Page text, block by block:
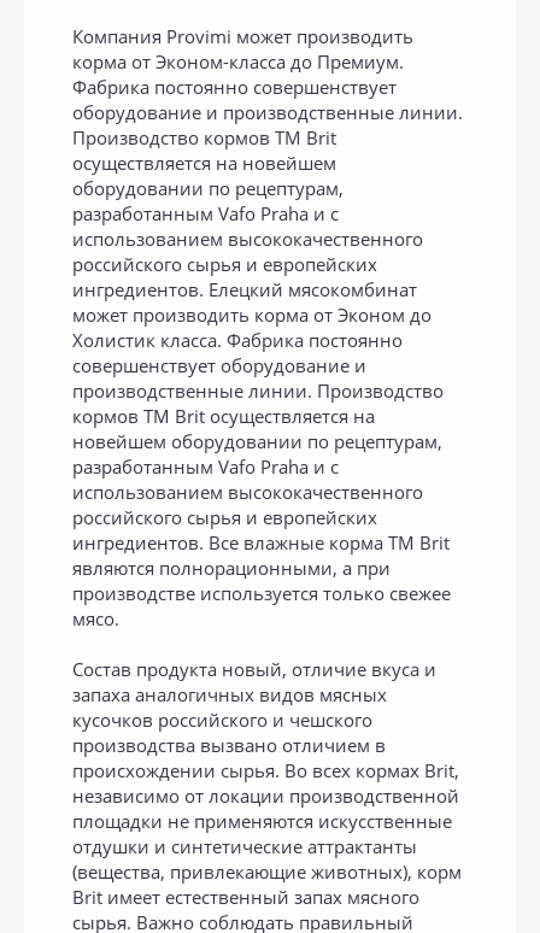
Компания Provimi может производить
корма от Эконом-класса до Премиум.
Фабрика постоянно совершенствует
оборудование и производственные линии.
Производство кормов ТМ Brit
осуществляется на новейшем
оборудовании по рецептурам,
разработанным Vafo Praha и с
использованием высококачественного
российского сырья и европейских
ингредиентов. Елецкий мясокомбинат
может производить корма от Эконом до
Холистик класса. Фабрика постоянно
совершенствует оборудование и
производственные линии. Производство
кормов ТМ Brit осуществляется на
новейшем оборудовании по рецептурам,
разработанным Vafo Praha и с
использованием высококачественного
российского сырья и европейских
ингредиентов. Все влажные корма ТМ Brit
являются полнорационными, а при
производстве используется только свежее
мясо.
Состав продукта новый, отличие вкуса и
запаха аналогичных видов мясных
кусочков российского и чешского
производства вызвано отличием в
происхождении сырья. Во всех кормах Brit,
независимо от локации производственной
площадки не применяются искусственные
отдушки и синтетические аттрактанты
(вещества, привлекающие животных), корм
Brit имеет естественный запах мясного
сырья. Важно соблюдать правильный